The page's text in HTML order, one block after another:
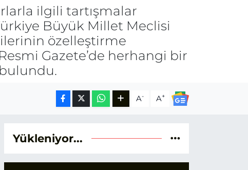
ilgili tartışmalar
Büyük Millet Meclisi
özelleştirme
Gazete’de herhangi bir
A- A+
Yükleniyor...